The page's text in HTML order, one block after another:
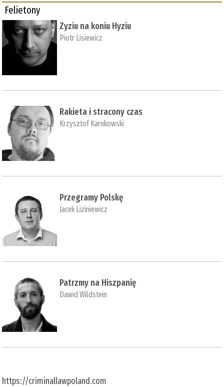
Felietony
Zyziu na koniu Hyziu
Piotr Lisiewicz
Rakieta i stracony czas
Krzysztof Karnkowski
Przegramy Polskę
Jacek Liziniewicz
Patrzmy na Hiszpanię
Dawid Wildstein
https://criminallawpoland.com